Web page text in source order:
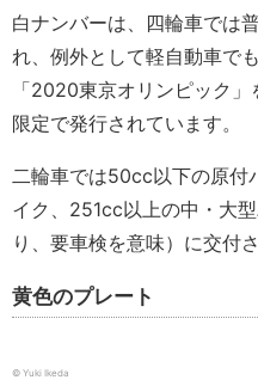
白ナンバーは、四輪車では
れ、例外として軽自動車で
「2020東京オリンピック
限定で発行されています。
二輪車では50cc以下の原付
イク、251cc以上の中・大
り、要車検を意味）に交付さ
黄色のプレート
© Yuki Ikeda